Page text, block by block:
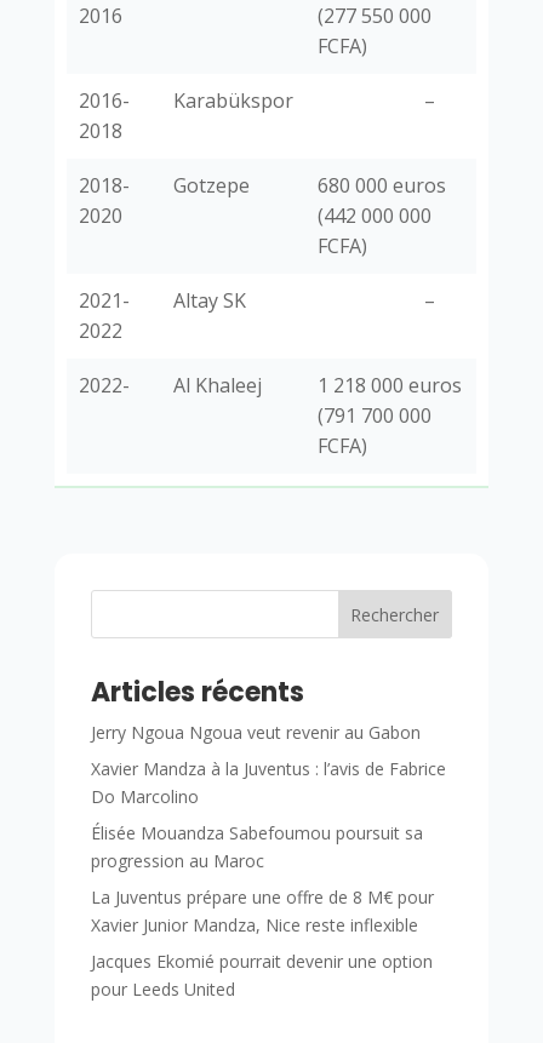
2016
(277 550 000
FCFA)
2016-
2018
Karabükspor –
2018-
2020
Gotzepe
680 000 euros
(442 000 000
FCFA)
2021-
2022
Altay SK –
2022- Al Khaleej
1 218 000 euros
(791 700 000
FCFA)
Rechercher
Articles récents
Jerry Ngoua Ngoua veut revenir au Gabon
Xavier Mandza à la Juventus : l’avis de Fabrice
Do Marcolino
Élisée Mouandza Sabefoumou poursuit sa
progression au Maroc
La Juventus prépare une offre de 8 M€ pour
Xavier Junior Mandza, Nice reste inflexible
Jacques Ekomié pourrait devenir une option
pour Leeds United